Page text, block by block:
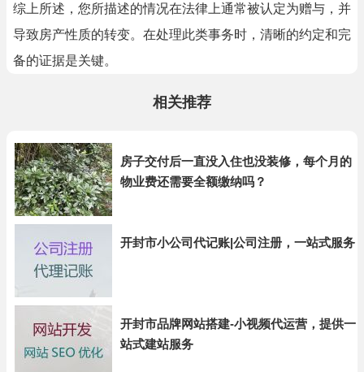
综上所述，您所描述的情况在法律上通常被认定为赠与，并
导致房产性质的转变。在处理此类事务时，清晰的约定和完
备的证据是关键。
相关推荐
房子交付后一直没入住也没装修，每个月的
物业费还需要全额缴纳吗？
开封市小公司代记账|公司注册，一站式服务
开封市品牌网站搭建-小视频代运营，提供一
站式建站服务